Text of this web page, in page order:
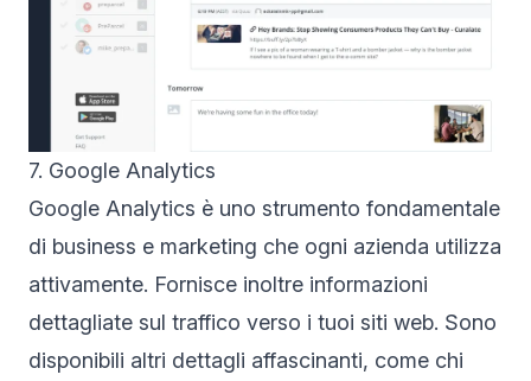
7. Google Analytics
Google Analytics è uno strumento fondamentale
di business e marketing che ogni azienda utilizza
attivamente. Fornisce inoltre informazioni
dettagliate sul traffico verso i tuoi siti web. Sono
disponibili altri dettagli affascinanti, come chi